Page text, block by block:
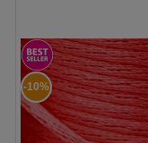
-10%